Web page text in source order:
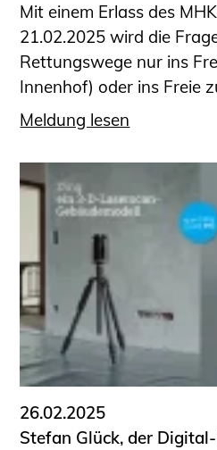
Mit einem Erlass des
21.02.2025 wird die
Rettungswege nur ins
Innenhof) oder ins Freie
Meldung lesen
26.02.2025
Stefan Glück, der